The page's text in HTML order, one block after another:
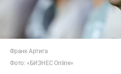
Франк Артига
Фото: «БИЗНЕС Online»